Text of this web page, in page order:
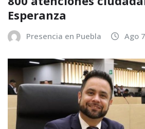
Esperanza
Presencia en Puebla Ago